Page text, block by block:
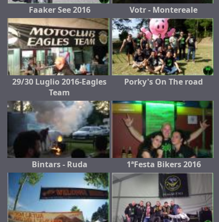
Faaker See 2016 Votr - Montereale
29/30 Luglio 2016-Eagles
Team
Porky's On The road
Bintars - Ruda 1ªFesta Bikers 2016